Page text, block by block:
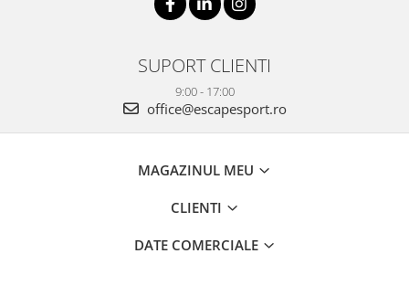
SUPORT CLIENTI
9:00 - 17:00
office@escapesport.ro
MAGAZINUL MEU
CLIENTI
DATE COMERCIALE